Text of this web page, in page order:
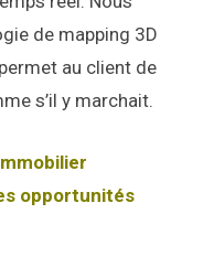
de mapping 3D
au client de
s’il y marchait.
opportunités